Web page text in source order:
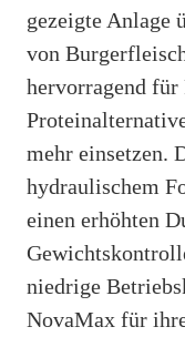
gezeigte Anlage
von
hervorragend
mehr einsetzen.
hydraulischem
einen erhöhten
niedrige
NovaMax für